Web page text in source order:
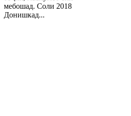
мебошад. Соли 2018
Донишкад...